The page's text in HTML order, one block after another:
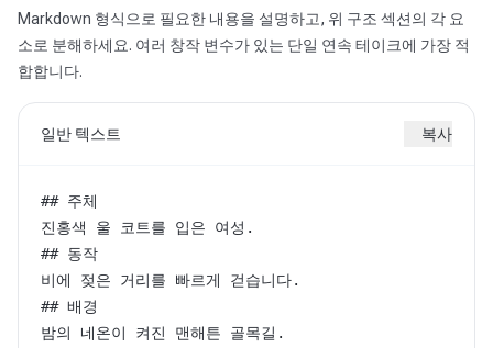
Markdown 형식으로 필요한 내용을 설명하고, 위 구조 섹션의 각 요
소로 분해하세요. 여러 창작 변수가 있는 단일 연속 테이크에 가장 적
합합니다.
일반 텍스트 복사
## 주체
진홍색 울 코트를 입은 여성.
## 동작
비에 젖은 거리를 빠르게 걷습니다.
## 배경
밤의 네온이 켜진 맨해튼 골목길.